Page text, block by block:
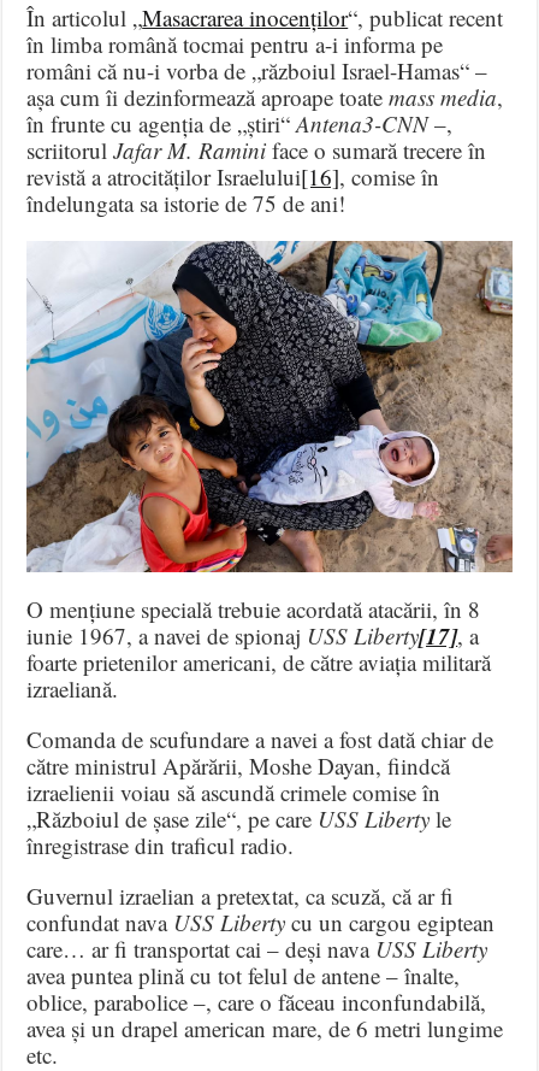
În articolul „Masacrarea inocenților“, publicat recent
în limba română tocmai pentru a-i informa pe
români că nu-i vorba de „războiul Israel-Hamas“ –
așa cum îi dezinformează aproape toatemass media,
în frunte cu agenția de „știri“Antena3-CNN–,
scriitorulJafar M. Ramini face o sumară trecere în
revistă a atrocităților Israelului[16], comise în
îndelungata sa istorie de 75 de ani!
O mențiune specială trebuie acordată atacării, în 8
iunie 1967, a navei de spionaj USS Liberty[17], a
foarte prietenilor americani, de către aviația militară
izraeliană.
Comanda de scufundare a navei a fost dată chiar de
către ministrul Apărării, Moshe Dayan, fiindcă
izraelienii voiau să ascundă crimele comise în
„Războiul de șase zile“, pe care USS Liberty le
înregistrase din traficul radio.
Guvernul izraelian a pretextat, ca scuză, că ar fi
confundat nava USS Liberty cu un cargou egiptean
care… ar fi transportat cai – deși nava USS Liberty
avea puntea plină cu tot felul de antene – înalte,
oblice, parabolice –, care o făceau inconfundabilă,
avea și un drapel american mare, de 6 metri lungime
etc.